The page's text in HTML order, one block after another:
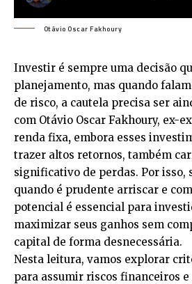
Otávio Oscar Fakhoury
Investir é sempre uma decisão
planejamento, mas quando
de risco, a cautela precisa ser
com Otávio Oscar Fakhoury, ex-
renda fixa, embora esses
trazer altos retornos, também
significativo de perdas. Por isso,
quando é prudente arriscar e
potencial é essencial para
maximizar seus ganhos sem
capital de forma desnecessária.
Nesta leitura, vamos explorar
para assumir riscos financeiros e